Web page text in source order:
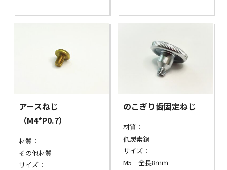
アースねじ
（M4*P0.7）
材質：
その他材質
サイズ：
のこぎり歯固定ねじ
材質：
低炭素鋼
サイズ：
M5 全長8ｍｍ